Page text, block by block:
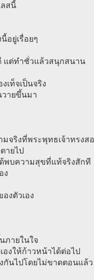
ลสนี้
อยู่เรื่อยๆ
แต่ทำชั่วแล้วสนุกสนาน
เท็จเป็นจริง
วายขึ้นมา
มจริงที่พระพุทธเจ้าทรงส
ายไป
พบความสุขที่แท้จริงสักที
ง
งตัวเอง
ภายในใจ
งให้ก้าวหน้าได้ต่อไป
กันไปโดยไม่ขาดตอนแล้ว